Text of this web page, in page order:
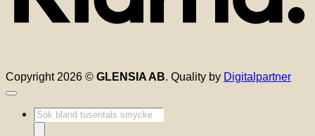
Copyright 2026 © GLENSIA AB. Quality by Digitalpartner
Produktsökning